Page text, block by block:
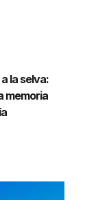
la selva:
memoria